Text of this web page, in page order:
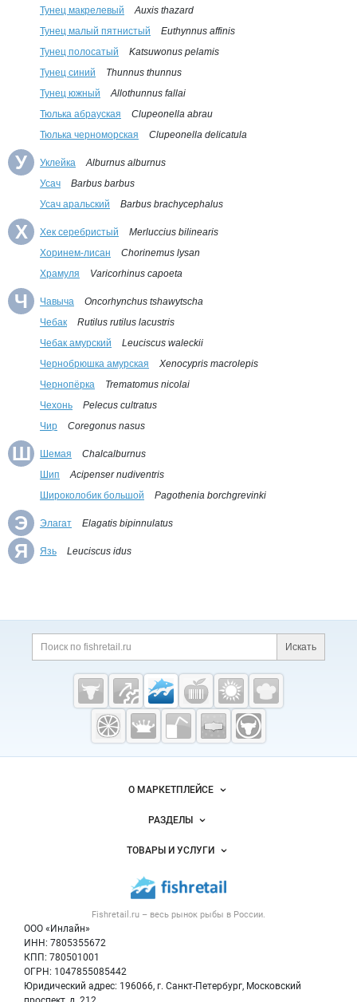
Тунец макрелевый
Auxis thazard
Тунец малый пятнистый
Euthynnus affinis
Тунец полосатый
Katsuwonus pelamis
Тунец синий
Thunnus thunnus
Тунец южный
Allothunnus fallai
Тюлька абрауская
Clupeonella abrau
Тюлька черноморская
Clupeonella delicatula
У Уклейка
Alburnus alburnus
Усач
Barbus barbus
Усач аральский
Barbus brachycephalus
Х Хек серебристый
Merluccius bilinearis
Хоринем-лисан
Chorinemus lysan
Храмуля
Varicorhinus capoeta
Ч Чавыча
Oncorhynchus tshawytscha
Чебак
Rutilus rutilus lacustris
Чебак амурский
Leuciscus waleckii
Чернобрюшка амурская
Xenocypris macrolepis
Чернопёрка
Trematomus nicolai
Чехонь
Pelecus cultratus
Чир
Coregonus nasus
Ш Шемая
Chalcalburnus
Шип
Acipenser nudiventris
Широколобик большой
Pagothenia borchgrevinki
Э Элагат Elagatis bipinnulatus
Я Язь Leuciscus idus
Дополнительная информация
Поиск по сайту и
Искать
Cсылки на полезные проекты
Fishretail.ru —
рыба,
морепродукты
Важные разделы и контакты
Fishretail.ru – весь рынок рыбы в России.
ООО «Инлайн»
ИНН: 7805355672
КПП: 780501001
ОГРН: 1047855085442
Юридический адрес: 196066, г. Санкт-Петербург, Московский
Навигация по сайтуО МАРКЕТПЛЕЙСЕ
Новости Fishretail.ru
Размещение рекламы
Публичная оферта
Контактная информация
Политика обработки персональных данных
РАЗДЕЛЫ
Объявления
Новости рынка
Блог
ТОВАРЫ И УСЛУГИ
Рыба
Икра